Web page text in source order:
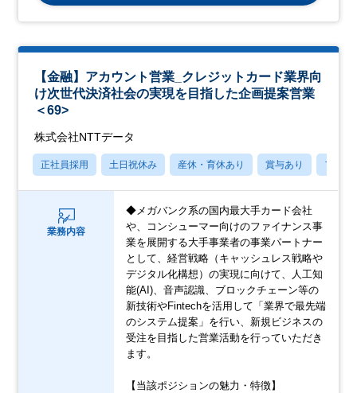
【金融】アカウント営業_クレジットカード業界向
け次世代決済社会の実現を目指した企画提案営業
＜69>
株式会社NTTデータ
正社員採用 土日祝休み 産休・育休あり 賞与あり フレッ
業務内容
◆メガバンク系の国内最大手カード会社
や、コンシューマー向けのファイナンス事
業を展開する大手事業者の事業パートナー
として、経営戦略（キャッシュレス戦略や
デジタル化構想）の実現に向けて、人工知
能(AI)、音声認識、ブロックチェーン等の
新技術やFintechを活用して「業界で最先端
のシステム提案」を行い、新規ビジネスの
受注を目指した営業活動を行っていただき
ます。
【当該ポジションの魅力・特徴】